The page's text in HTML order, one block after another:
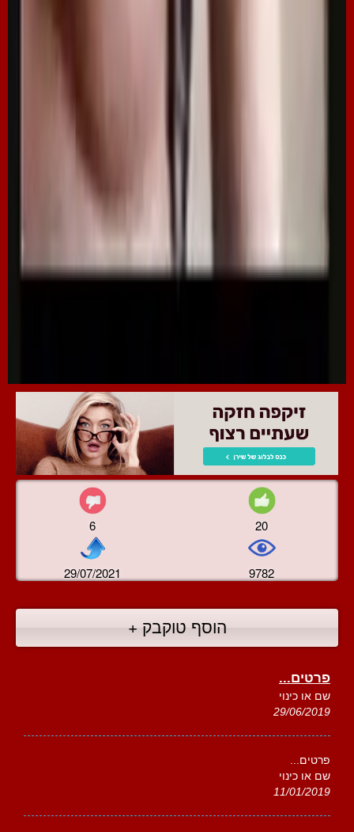
6 20
29/07/2021 9782
הוסף טוקבק +
פרטים...
שם או כינוי
29/06/2019
פרטים...
שם או כינוי
11/01/2019